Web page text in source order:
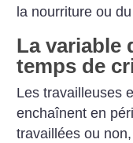
la nourriture ou
La variable
temps de
Les travailleuses
enchaînent en
travaillées ou